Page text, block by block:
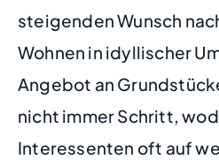
steigenden Wunsch
Wohnen in idyllischer
Angebot an
nicht immer Schritt,
Interessenten oft auf